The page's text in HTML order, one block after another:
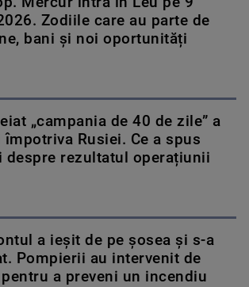
Zodiile care au parte de
bani și noi oportunități
„campania de 40 de zile” a
împotriva Rusiei. Ce a spus
despre rezultatul operațiunii
a ieșit de pe șosea și s-a
Pompierii au intervenit de
a preveni un incendiu